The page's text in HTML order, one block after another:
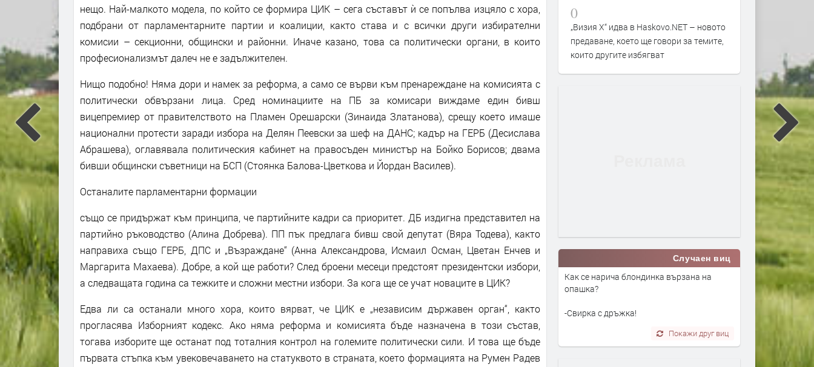
нещо. Най-малкото модела, по който се формира ЦИК – сега съставът ѝ се попълва изцяло с хора,
подбрани от парламентарните партии и коалиции, както става и с всички други избирателни
комисии – секционни, общински и районни. Иначе казано, това са политически органи, в които
професионализмът далеч не е задължителен.
Нищо подобно! Няма дори и намек за реформа, а само се върви към пренареждане на комисията с
политически обвързани лица. Сред номинациите на ПБ за комисари виждаме един бивш
вицепремиер от правителството на Пламен Орешарски (Зинаида Златанова), срещу което имаше
национални протести заради избора на Делян Пеевски за шеф на ДАНС; кадър на ГЕРБ (Десислава
Абрашева), оглавявала политическия кабинет на правосъден министър на Бойко Борисов; двама
бивши общински съветници на БСП (Стоянка Балова-Цветкова и Йордан Василев).
Останалите парламентарни формации
също се придържат към принципа, че партийните кадри са приоритет. ДБ издигна представител на
партийно ръководство (Алина Добрева). ПП пък предлага бивш свой депутат (Вяра Тодева), както
направиха също ГЕРБ, ДПС и „Възраждане“ (Анна Александрова, Исмаил Осман, Цветан Енчев и
Маргарита Махаева). Добре, а кой ще работи? След броени месеци предстоят президентски избори,
а следващата година са тежките и сложни местни избори. За кога ще се учат новаците в ЦИК?
Едва ли са останали много хора, които вярват, че ЦИК е „независим държавен орган“, както
прогласява Изборният кодекс. Ако няма реформа и комисията бъде назначена в този състав,
тогава изборите ще останат под тоталния контрол на големите политически сили. И това ще бъде
първата стъпка към увековечаването на статуквото в страната, което формацията на Румен Радев
0
„Визия Х“ идва в Haskovo.NET – новото
предаване, което ще говори за темите,
които другите избягват
Случаен виц
Как се нарича блондинка вързана на
опашка?
-Свирка с дръжка!
Покажи друг виц